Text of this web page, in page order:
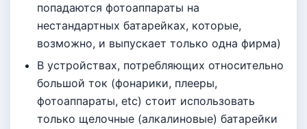
попадаются фотоаппараты на
нестандартных батарейках, которые,
возможно, и выпускает только одна фирма)
В устройствах, потребляющих относительно
большой ток (фонарики, плееры,
фотоаппараты, etc) стоит использовать
только щелочные (алкалиновые) батарейки